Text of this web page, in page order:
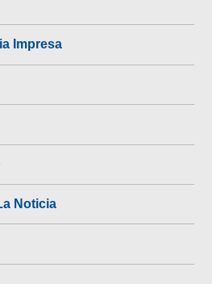
Impresa
Noticia